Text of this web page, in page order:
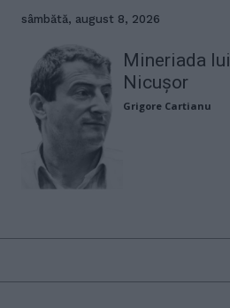
sâmbătă, august 8, 2026
Mineriada lui
Nicușor
Grigore Cartianu